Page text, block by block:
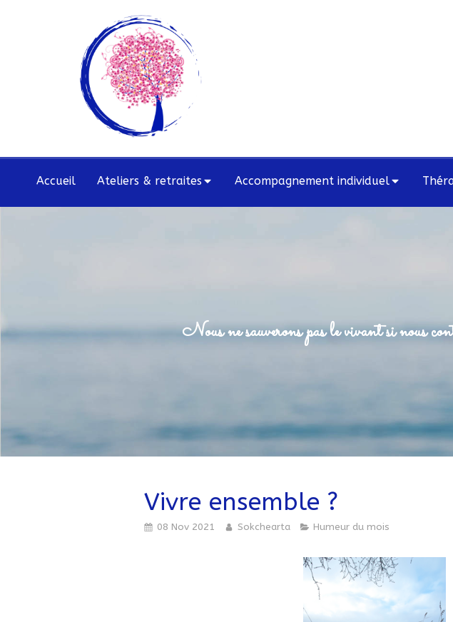
Accueil Ateliers & retraites Accompagnement individuel
Nous ne sauverons pas le vivant si nous
Vivre ensemble ?
08 Nov 2021 Sokchearta Humeur du mois